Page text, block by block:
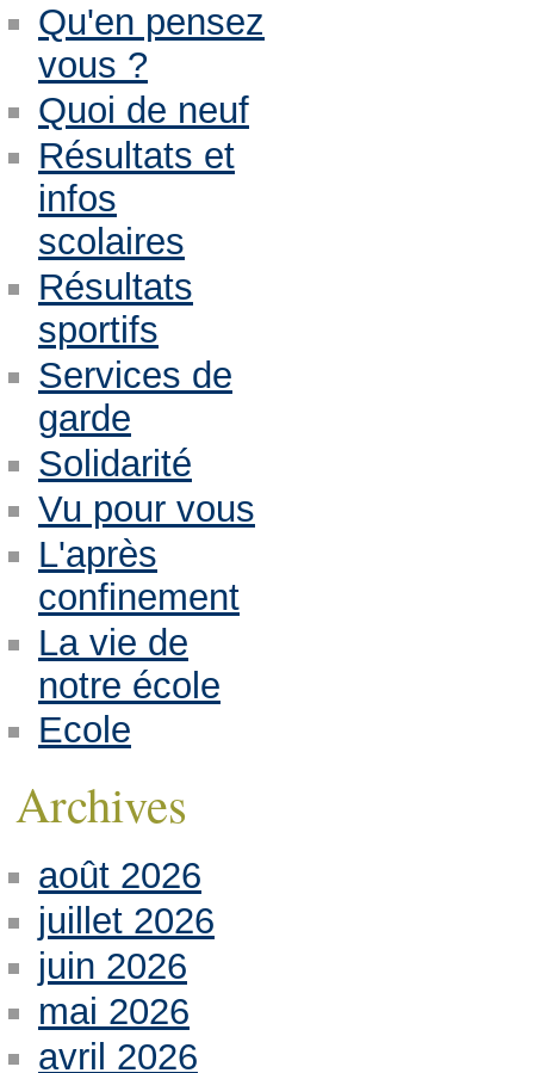
Qu'en pensez
vous ?
Quoi de neuf
Résultats et
infos
scolaires
Résultats
sportifs
Services de
garde
Solidarité
Vu pour vous
L'après
confinement
La vie de
notre école
Ecole
Archives
août 2026
juillet 2026
juin 2026
mai 2026
avril 2026